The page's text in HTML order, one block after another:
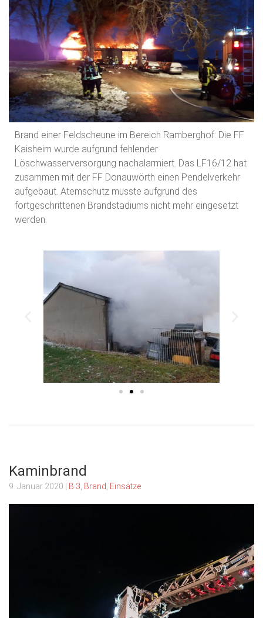
Brand einer Feldscheune im Bereich Ramberghof. Die FF
Kaisheim wurde aufgrund fehlender
Löschwasserversorgung nachalarmiert. Das LF16/12 hat
zusammen mit der FF Donauwörth einen Pendelverkehr
aufgebaut. Atemschutz musste aufgrund des
fortgeschrittenen Brandstadiums nicht mehr eingesetzt
werden.
Kaminbrand
9. Januar 2020 B 3 Brand Einsätze